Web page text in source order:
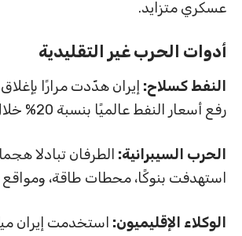
عسكري متزايد.
أدوات الحرب غير التقليدية
النفط كسلاح: إيران هدّدت مرارًا
رفع أسعار النفط عالميًا بنسبة 20% خلال 2024.
الحرب السيبرانية: الطرفان تبادلا
استهدفت بنوكًا، محطات طاقة،
الوكلاء الإقليميون: استخدمت إيران